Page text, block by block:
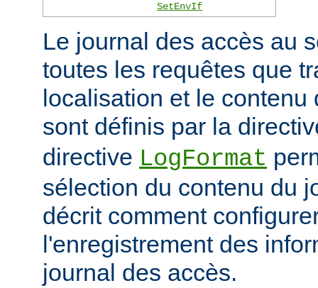
SetEnvIf
Le journal des accès au
toutes les requêtes que
localisation et le
sont définis par la
directive LogFormat
sélection du contenu du
décrit comment
l'enregistrement des
journal des accès.